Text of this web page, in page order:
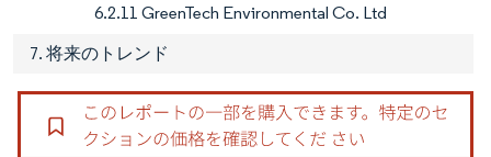
6.2.11 GreenTech Environmental Co. Ltd
7. 将来のトレンド